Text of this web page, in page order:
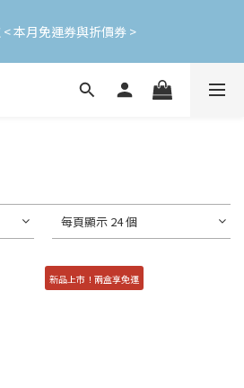
使用
本月免運券與折價券 >
(效期30天) | 可與LINE新好友$50疊加
每頁顯示 24 個
新品上市！兩盒享免運